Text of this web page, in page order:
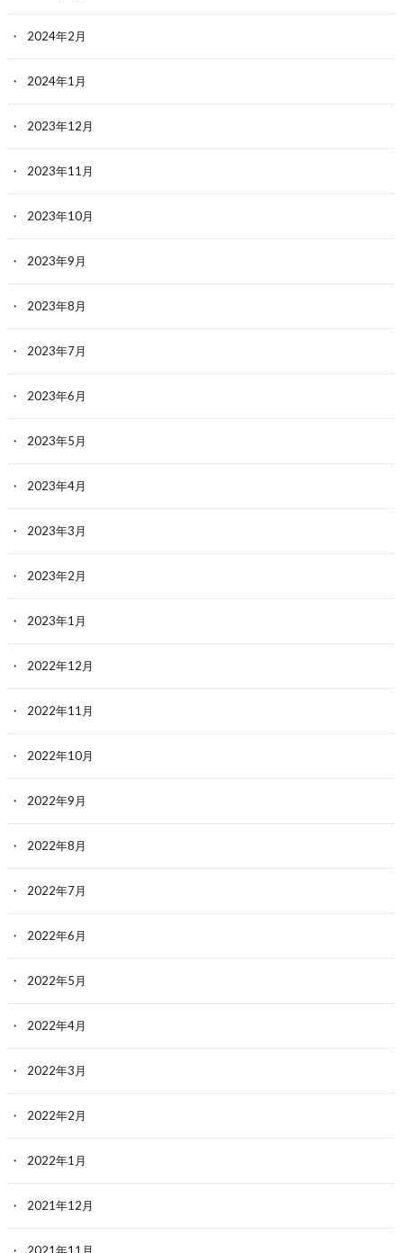
2024年2月
2024年1月
2023年12月
2023年11月
2023年10月
2023年9月
2023年8月
2023年7月
2023年6月
2023年5月
2023年4月
2023年3月
2023年2月
2023年1月
2022年12月
2022年11月
2022年10月
2022年9月
2022年8月
2022年7月
2022年6月
2022年5月
2022年4月
2022年3月
2022年2月
2022年1月
2021年12月
2021年11月